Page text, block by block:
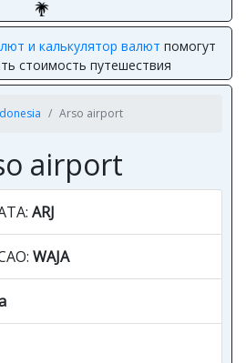
и калькулятор валют помогут
стоимость путешествия
Arso airport
airport
ARJ
WAJA